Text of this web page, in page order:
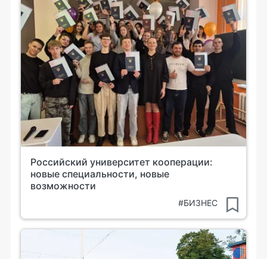
Российский университет кооперации:
новые специальности, новые
возможности
#БИЗНЕС